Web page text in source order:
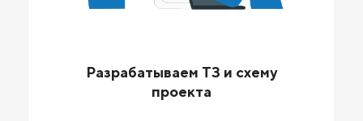
Разрабатываем ТЗ и схему
проекта